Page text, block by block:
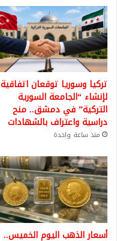
تركيا وسوريا توقعان اتفاقية
لإنشاء “الجامعة السورية
التركية” في دمشق.. منح
دراسية واعتراف بالشهادات
منذ ساعة واحدة
أسعار الذهب اليوم الخميس..